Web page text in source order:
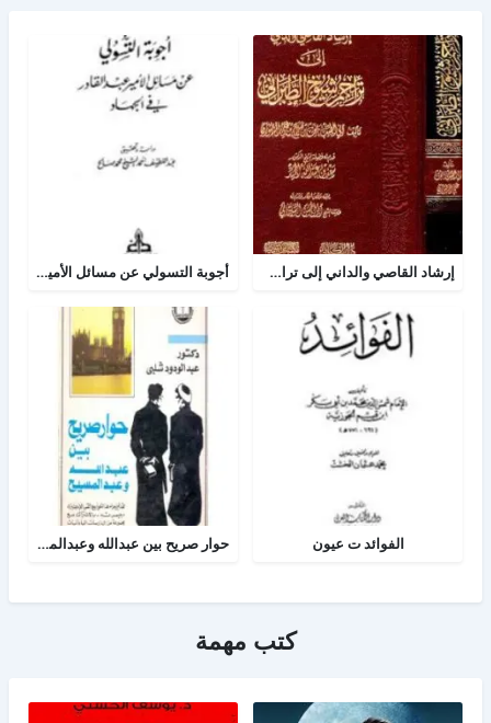
إرشاد القاصي والداني إلى تراجم شيوخ الطبراني أجوبة التسولي عن مسائل الأمير عبد القادر في الجهاد
الفوائد ت عيون حوار صريح بين عبدالله وعبدالمسيح
كتب مهمة